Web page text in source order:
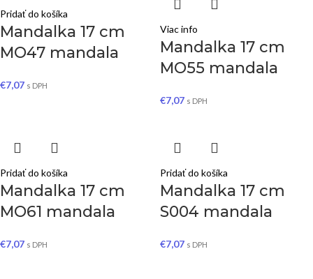
Pridať do košíka
Mandalka 17 cm
MO47 mandala
€7,07 s DPH
Viac info
Mandalka 17 cm
MO55 mandala
€7,07 s DPH
Pridať do košíka
Mandalka 17 cm
MO61 mandala
€7,07 s DPH
Pridať do košíka
Mandalka 17 cm
S004 mandala
€7,07 s DPH